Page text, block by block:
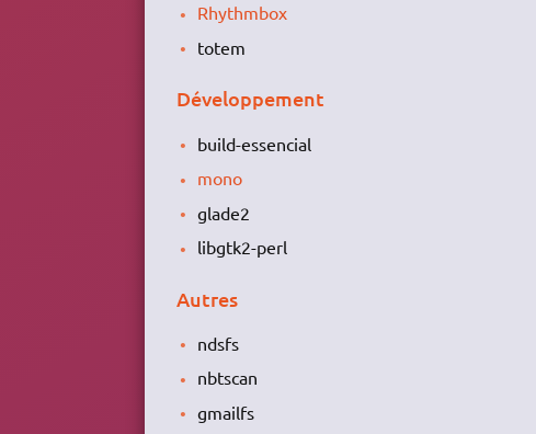
Rhythmbox
totem
Développement
build-essencial
mono
glade2
libgtk2-perl
Autres
ndsfs
nbtscan
gmailfs